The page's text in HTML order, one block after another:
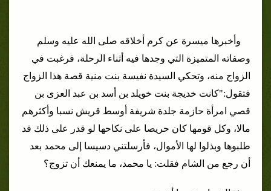
وأخبرها ميسرة عن كرم أخلاقه صلى الله عليه وسلم
وصفاته المتميزة التي وجدها فيه أثناء الرحلة، فرغبت في
الزواج منه، وتحكي السيدة نفيسة بنت منية قصة هذا الزواج
فتقول:"كانت خديجة بنت خويلد بن أسد بن عبد العزى بن
قصي امرأة حازمة جلدة شريفة أوسط قريش نسبا وأكثرهم
مالا، وكل قومها كان حريصا على نكاحها لو قدر على ذلك قد
طلبوها وبذلوا لها الأموال، فأرسلتني دسيسا إلى محمد بعد
أن رجع من الشام فقلت: يا محمد، ما يمنعك أن تزوج؟